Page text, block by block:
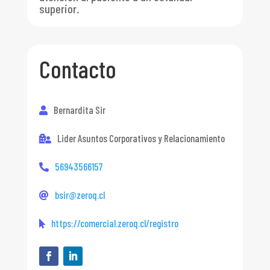
superior.
Contacto
Bernardita Sir
Lider Asuntos Corporativos y Relacionamiento
56943566157
bsir@zeroq.cl
https://comercial.zeroq.cl/registro